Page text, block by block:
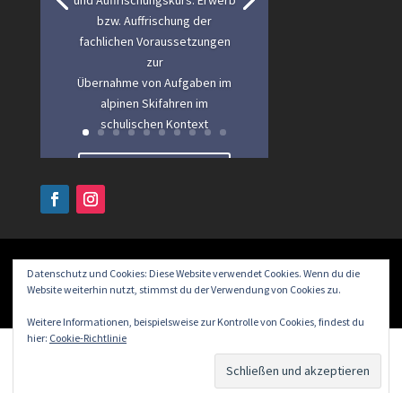
bzw. Auffrischung der
fachlichen Voraussetzungen
zur
Übernahme von Aufgaben im
alpinen Skifahren im
schulischen Kontext
Datenschutz und Cookies: Diese Website verwendet Cookies. Wenn du die
Website weiterhin nutzt, stimmst du der Verwendung von Cookies zu.
Weitere Informationen, beispielsweise zur Kontrolle von Cookies, findest du
hier: Cookie-Richtlinie